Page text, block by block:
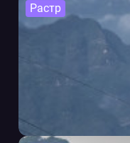
Растр